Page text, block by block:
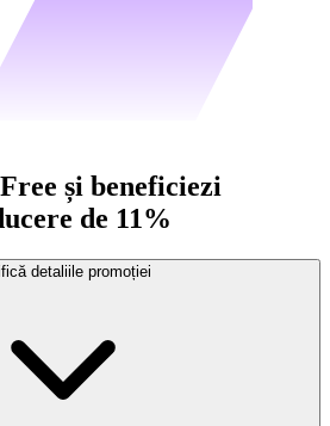
și beneficiezi
de 11%
detaliile promoției